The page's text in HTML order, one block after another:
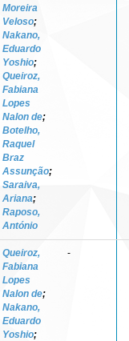
Moreira
Veloso;
Nakano,
Eduardo
Yoshio;
Queiroz,
Fabiana
Lopes
Nalon de;
Botelho,
Raquel
Braz
Assunção;
Saraiva,
Ariana;
Raposo,
António
Queiroz,
Fabiana
Lopes
Nalon de;
Nakano,
Eduardo
Yoshio;
-